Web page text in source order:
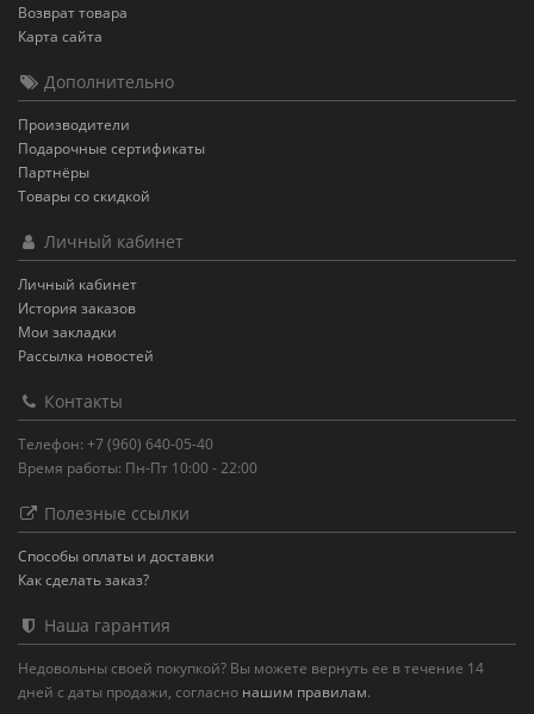
Возврат товара
Карта сайта
Дополнительно
Производители
Подарочные сертификаты
Партнёры
Товары со скидкой
Личный кабинет
Личный кабинет
История заказов
Мои закладки
Рассылка новостей
Контакты
Телефон: +7 (960) 640-05-40
Время работы: Пн-Пт 10:00 - 22:00
Полезные ссылки
Способы оплаты и доставки
Как сделать заказ?
Наша гарантия
Недовольны своей покупкой? Вы можете вернуть ее в течение 14
дней с даты продажи, согласно нашим правилам.